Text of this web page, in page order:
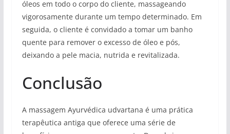
óleos em todo o corpo do cliente, massageando
vigorosamente durante um tempo determinado. Em
seguida, o cliente é convidado a tomar um banho
quente para remover o excesso de óleo e pós,
deixando a pele macia, nutrida e revitalizada.
Conclusão
A massagem Ayurvédica udvartana é uma prática
terapêutica antiga que oferece uma série de